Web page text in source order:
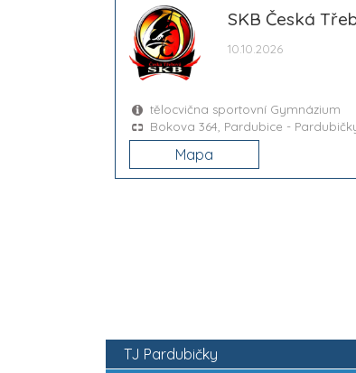
SKB Česká
10.10.2026
tělocvična sportovní Gymnázium
Bokova 364, Pardubice -
Mapa
TJ Pardubičky